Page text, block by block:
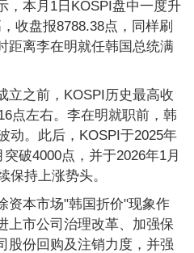
，本月1日KOSPI盘中一度升
收盘报8788.38点，同样刷
距离李在明就任韩国总统满
立之前，KOSPI历史最高收
点左右。李在明就职前，韩
动。此后，KOSPI于2025年
破4000点，并于2026年1月
保持上涨势头。
资本市场"韩国折价"现象作
上市公司治理改革、加强保
股份回购及注销力度，并强